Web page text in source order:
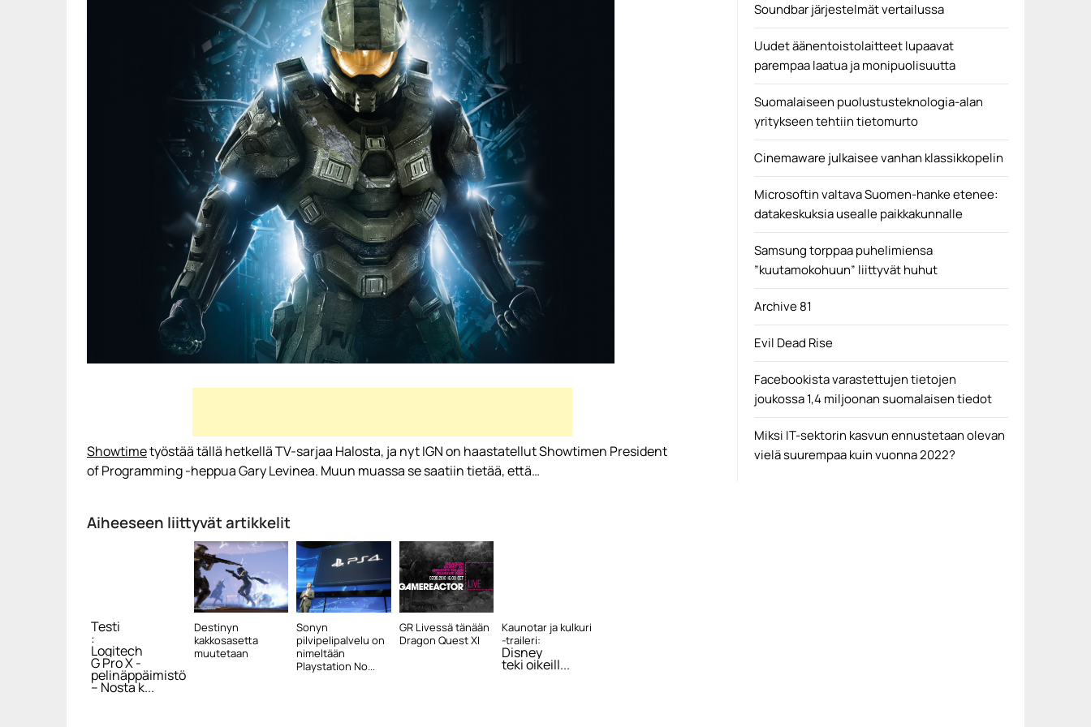
Showtimetyöstää tällä hetkellä TV-sarjaa Halosta, ja nyt IGN on haastatellut Showtimen President
of Programming -heppua Gary Levinea. Muun muassa se saatiin tietää, että…
Aiheeseen liittyvät artikkelit
Testi
:
Logitech
G Pro X -
pelinäppäimistö
– Nosta k...
Destinyn
kakkosasetta
muutetaan
Sonyn
pilvipelipalvelu on
nimeltään
Playstation No...
GR Livessä tänään
Dragon Quest XI
Kaunotar ja kulkuri
-traileri:
Disney
teki oikeill...
Soundbar järjestelmät vertailussa
Uudet äänentoistolaitteet lupaavat
parempaa laatua ja monipuolisuutta
Suomalaiseen puolustusteknologia-alan
yritykseen tehtiin tietomurto
Cinemaware julkaisee vanhan klassikkopelin
Microsoftin valtava Suomen-hanke etenee:
datakeskuksia usealle paikkakunnalle
Samsung torppaa puhelimiensa
”kuutamokohuun” liittyvät huhut
Archive 81
Evil Dead Rise
Facebookista varastettujen tietojen
joukossa 1,4 miljoonan suomalaisen tiedot
Miksi IT-sektorin kasvun ennustetaan olevan
vielä suurempaa kuin vuonna 2022?